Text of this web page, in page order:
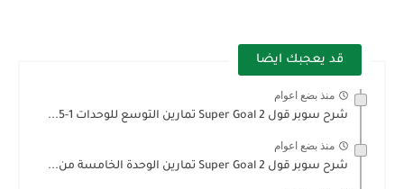
قد يعجبك ايضا
منذ بضع اعوام
شرح سوبر قول 2 Super Goal تمارين التوسع للوحدات 1-5...
منذ بضع اعوام
شرح سوبر قول 2 Super Goal تمارين الوحدة الخامسة من...